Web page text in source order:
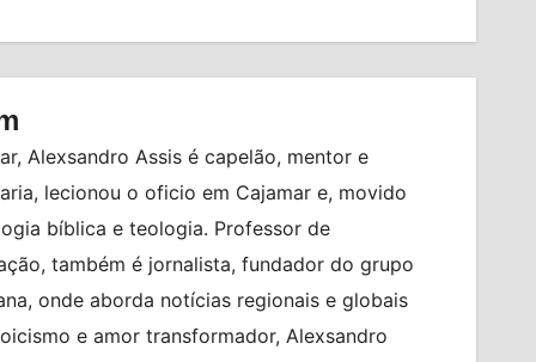
Alexsandro Assis é capelão, mentor e
lecionou o oficio em Cajamar e, movido
bíblica e teologia. Professor de
também é jornalista, fundador do grupo
onde aborda notícias regionais e globais
e amor transformador, Alexsandro